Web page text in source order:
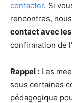
contacter. Si
rencontres,
contact avec
confirmation de
Rappel : Les
sous certaines
pédagogique